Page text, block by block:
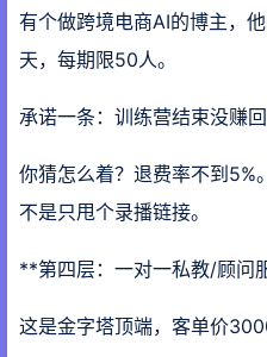
有个做跨境电商AI的博主，
天，每期限50人。
承诺一条：训练营结束没赚
你猜怎么着？退费率不到5%
不是只甩个录播链接。
**第四层：一对一私教/顾问
这是金字塔顶端，客单价